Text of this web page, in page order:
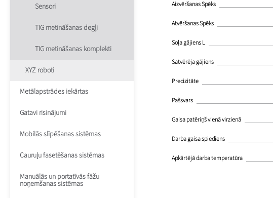
Sensori
TIG metināšanas degļi
TIG metināšanas komplekti
XYZ roboti
Metālapstrādes iekārtas
Gatavi risinājumi
Mobilās slīpēšanas sistēmas
Cauruļu fasetēšanas sistēmas
Manuālās un portatīvās fāžu
noņemšanas sistēmas
Aizvēršanas Spēks
Atvēršanas Spēks
Soļa gājiens L
Satvērēja gājiens
Precizitāte
Pašsvars
Gaisa patēriņš vienā virzienā
Darba gaisa spiediens
Apkārtējā darba temperatūra